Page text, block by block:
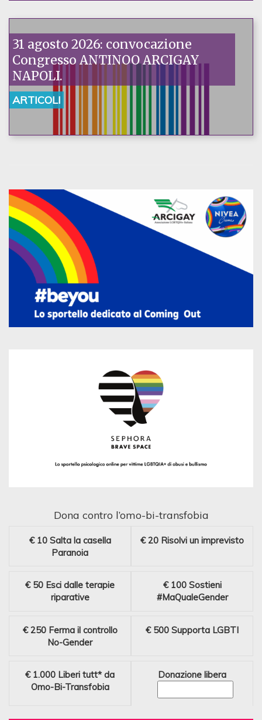
31 agosto 2026: convocazione
Congresso ANTINOO ARCIGAY
NAPOLI.
ARTICOLI
Dona contro l’omo-bi-transfobia
€ 10 Salta la casella
Paranoia
€ 20 Risolvi un imprevisto
€ 50 Esci dalle terapie
riparative
€ 100 Sostieni
#MaQualeGender
€ 250 Ferma il controllo
No-Gender
€ 500 Supporta LGBTI
€ 1.000 Liberi tutt* da
Omo-Bi-Transfobia
Donazione libera